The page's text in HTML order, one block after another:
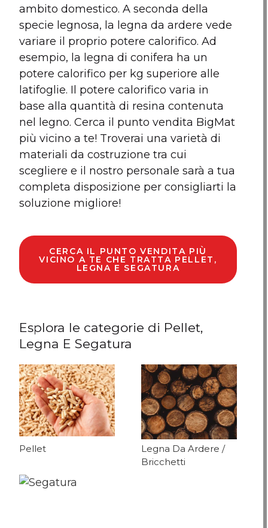
ambito domestico. A seconda della
specie legnosa, la legna da ardere vede
variare il proprio potere calorifico. Ad
esempio, la legna di conifera ha un
potere calorifico per kg superiore alle
latifoglie. Il potere calorifico varia in
base alla quantità di resina contenuta
nel legno. Cerca il punto vendita BigMat
più vicino a te! Troverai una varietà di
materiali da costruzione tra cui
scegliere e il nostro personale sarà a tua
completa disposizione per consigliarti la
soluzione migliore!
CERCA IL PUNTO VENDITA PIÙ
VICINO A TE CHE TRATTA PELLET,
LEGNA E SEGATURA
Esplora le categorie di Pellet,
Legna E Segatura
Pellet
Legna Da Ardere /
Bricchetti